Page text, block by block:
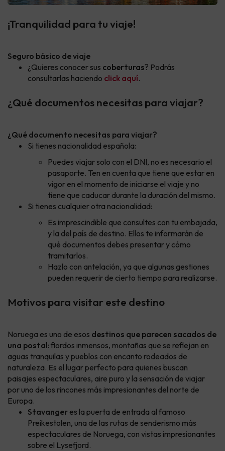
¡Tranquilidad para tu viaje!
Seguro básico de viaje
¿Quieres conocer sus coberturas? Podrás
consultarlas haciendo click aquí.
¿Qué documentos necesitas para viajar?
¿Qué documento necesitas para viajar?
Si tienes nacionalidad española:
Puedes viajar solo con el DNI, no es necesario el
pasaporte. Ten en cuenta que tiene que estar en
vigor en el momento de iniciarse el viaje y no
tiene que caducar durante la duración del mismo.
Si tienes cualquier otra nacionalidad:
Es imprescindible que consultes con tu embajada,
y la del país de destino. Ellos te informarán de
qué documentos debes presentar y cómo
tramitarlos.
Hazlo con antelación, ya que algunas gestiones
pueden requerir de cierto tiempo para realizarse.
Motivos para visitar este destino
Noruega es uno de esos destinos que parecen sacados de
una postal: fiordos inmensos, montañas que se reflejan en
aguas tranquilas y pueblos con encanto rodeados de
naturaleza. Es el lugar perfecto para quienes buscan
paisajes espectaculares, aire puro y la sensación de viajar
por uno de los rincones más impresionantes del norte de
Europa.
Stavanger es la puerta de entrada al famoso
Preikestolen, una de las rutas de senderismo más
espectaculares de Noruega, con vistas impresionantes
sobre el Lysefjord.